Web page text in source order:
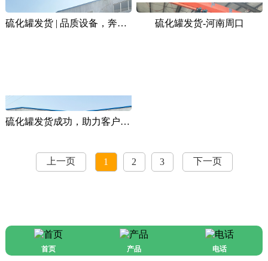
硫化罐发货 | 品质设备，奔赴新程 硫化罐发货-河南周口
硫化罐发货成功，助力客户提高生产！
上一页 1 2 3 下一页
首页 产品 电话